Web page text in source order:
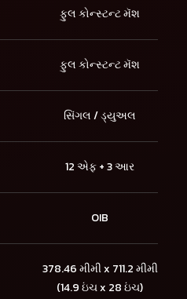
ફુલ કોન્સ્ટન્ટ મૅશ
ફુલ કોન્સ્ટન્ટ મૅશ
સિંગલ / ડ્યુઅલ
12 એફ + 3 આર
OIB
378.46 મીમી x 711.2 મીમી
(14.9 ઇંચ x 28 ઇંચ)